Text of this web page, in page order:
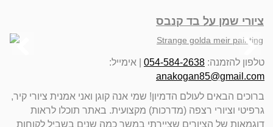
ציורי שמן על בד קנבס
טלפון להזמנה: 054-584-2638
אימייל:
anakogan85@gmail.com
ברוכים הבאים לעולם הדמיון! שמי אנה קוגן ואני אמנית ציורי קיר,
גרפיטי וציורי רצפה (מדרכות) מקצועית. באתר תוכלו לראות
דוגמאות של הציורים שציירתי במשך כמה שנים בשביל לקוחות